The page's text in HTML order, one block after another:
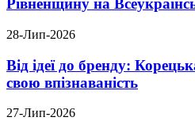
Рівненщину на
28-Лип-2026
Від ідеї до бренду:
свою впізнаваність
27-Лип-2026